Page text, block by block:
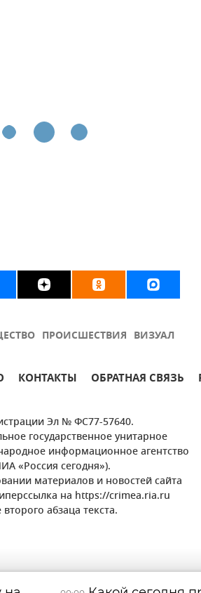
ПРОИСШЕСТВИЯ ВИЗУАЛ
КОНТАКТЫ ОБРАТНАЯ СВЯЗЬ
Эл № ФС77-57640.
государственное унитарное
информационное агентство
«Россия сегодня»).
материалов и новостей сайта
на https://crimea.ria.ru
абзаца текста.